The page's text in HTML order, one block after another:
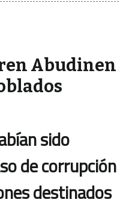
Abudinen
sido
de corrupción
destinados